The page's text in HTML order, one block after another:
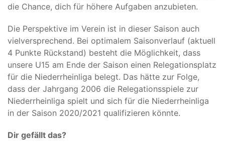
die Chance, dich für höhere Aufgaben anzubieten.
Die Perspektive im Verein ist in dieser Saison auch
vielversprechend. Bei optimalem Saisonverlauf (aktuell
4 Punkte Rückstand) besteht die Möglichkeit, dass
unsere U15 am Ende der Saison einen Relegationsplatz
für die Niederrheinliga belegt. Das hätte zur Folge,
dass der Jahrgang 2006 die Relegationsspiele zur
Niederrheinliga spielt und sich für die Niederrheinliga
in der Saison 2020/2021 qualifizieren könnte.
Dir gefällt das?